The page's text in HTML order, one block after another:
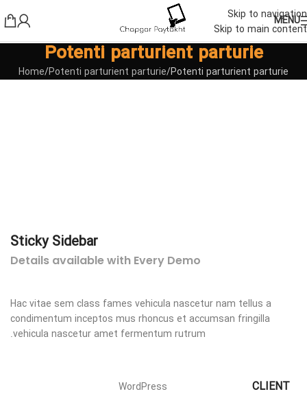
Skip to navigation
Skip to main content
MENU
Potenti parturient parturie
Home Potenti parturient parturie Potenti parturient parturie
Sticky Sidebar
Details available with Every Demo
Hac vitae sem class fames vehicula nascetur nam tellus a
condimentum inceptos mus rhoncus et accumsan fringilla
vehicula nascetur amet fermentum rutrum.
CLIENT
WordPress